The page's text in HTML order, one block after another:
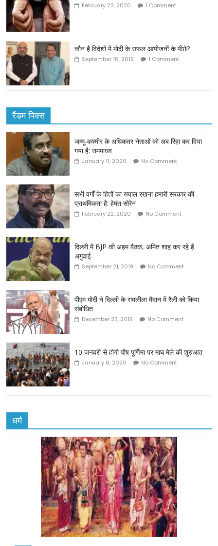
February 22, 2020 1 Comment
कौन है विदेशों में मोदी के सफल आयोजनों के पीछे?
September 16, 2019 1 Comment
रैंडम पिक्स
जम्मू-कश्मीर के अधिकतर नेताओं को अब रिहा कर दिया
गया है: राममाधव
January 11, 2020 No Comment
सभी वर्गों के हितों का ख्याल रखना हमारी सरकार की
प्राथमिकता है: हेमंत सोरेन
February 22, 2020 No Comment
दिल्ली में BJP की अहम बैठक, अमित शाह कर रहे हैं
अगुवाई
September 21, 2019 No Comment
पीएम मोदी ने दिल्ली के रामलीला मैदान में रैली को किया
संबोधित
December 23, 2019 No Comment
10 जनवरी से होगी पौष पूर्णिमा पर माघ मेले की शुरुआत
January 6, 2020 No Comment
धर्म